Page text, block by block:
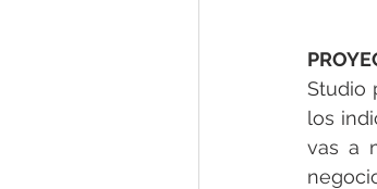
Studio
los
vas a